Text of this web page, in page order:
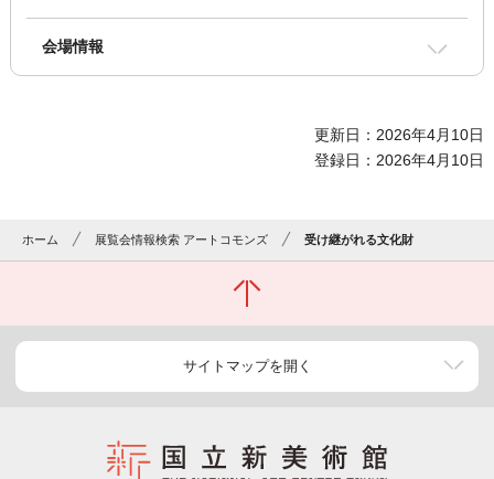
会場情報
更新日：2026年4月10日
登録日：2026年4月10日
ホーム 展覧会情報検索 アートコモンズ 受け継がれる文化財
サイトマップを開く